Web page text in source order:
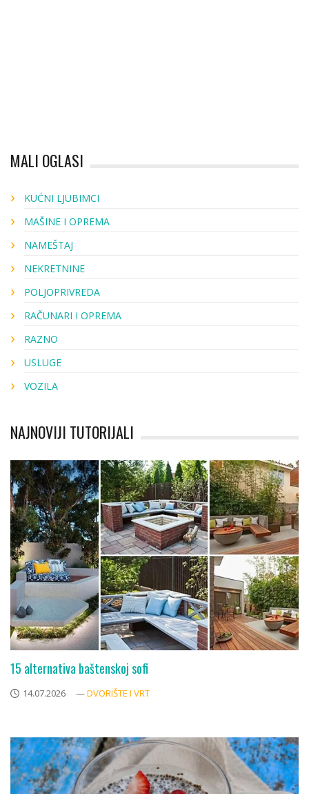
MALI OGLASI
KUĆNI LJUBIMCI
MAŠINE I OPREMA
NAMEŠTAJ
NEKRETNINE
POLJOPRIVREDA
RAČUNARI I OPREMA
RAZNO
USLUGE
VOZILA
NAJNOVIJI TUTORIJALI
15 alternativa baštenskoj sofi
14.07.2026 —DVORIŠTE I VRT